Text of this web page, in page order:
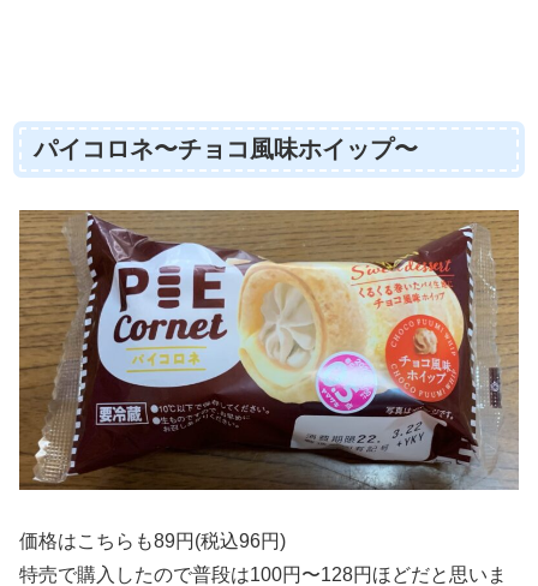
パイコロネ〜チョコ風味ホイップ〜
価格はこちらも89円(税込96円)
特売で購入したので普段は100円〜128円ほどだと思いま